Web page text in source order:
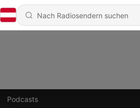
Podcasts